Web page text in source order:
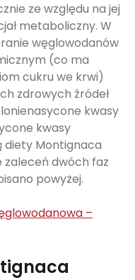
ze względu na jej
metaboliczny. W
węglowodanów
(co ma
cukru we krwi)
zdrowych źródeł
kwasy
kwasy
diety Montignaca
dwóch faz
powyżej.
–